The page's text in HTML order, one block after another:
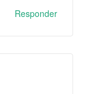
Responder